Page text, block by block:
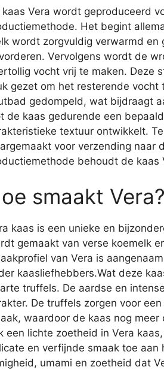
kaas Vera wordt geproduceerd
Het begint
wordt zorgvuldig verwarmd
Vervolgens wordt de
vocht vrij te maken. Deze
gezet om het resterende
gedompeld, wat bijdraagt
de kaas gedurende een
textuur ontwikkelt.
voor verzending naar
behoudt de kaas
smaakt Vera?
kaas is een unieke en
gemaakt van verse koemelk
van Vera is
kaasliefhebbers.Wat deze
truffels. De aardse en
De truffels zorgen voor
waardoor de kaas nog
een lichte zoetheid in Vera
en verfijnde smaak toe
umami en zoetheid dat